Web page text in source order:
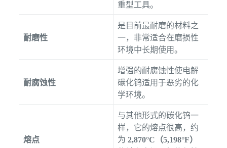
重型工具。
耐磨性
是目前最耐磨的材料之
一，非常适合在磨损性
环境中长期使用。
耐腐蚀性
增强的耐腐蚀性使电解
碳化钨适用于恶劣的化
学环境。
熔点
与其他形式的碳化钨一
样，它的熔点很高，约
为 2,870°C（5,198°F）